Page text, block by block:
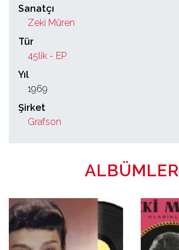
Sanatçı
Zeki Müren
Tür
45lik - EP
Yıl
1969
Şirket
Grafson
ALBÜMLER